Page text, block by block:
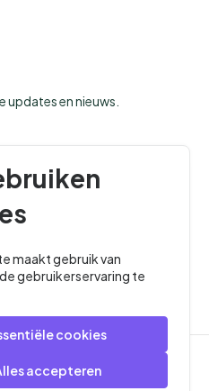
maakt gebruik van
gebruikerservaring te
cookies
accepteren
en nieuws.
voorbehouden. - Website
That